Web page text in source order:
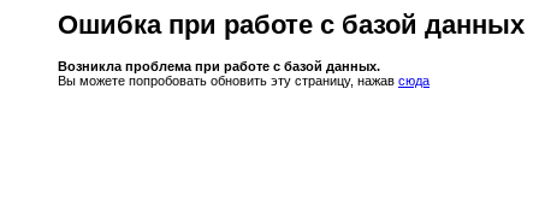
Ошибка при работе с базой данных
Возникла проблема при работе с базой данных.
Вы можете попробовать обновить эту страницу, нажав сюда